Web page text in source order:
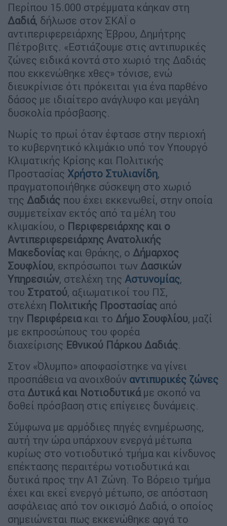
Περίπου 15.000 στρέμματα κάηκαν στη
Δαδιά, δήλωσε στον ΣΚΑΪ ο
αντιπεριφερειάρχης Έβρου, Δημήτρης
Πέτροβιτς. «Εστιάζουμε στις αντιπυρικές
ζώνες ειδικά κοντά στο χωριό της Δαδιάς
που εκκενώθηκε χθες» τόνισε, ενώ
διευκρίνισε ότι πρόκειται για ένα παρθένο
δάσος με ιδιαίτερο ανάγλυφο και μεγάλη
δυσκολία πρόσβασης.
Νωρίς το πρωί όταν έφτασε στην περιοχή
το κυβερνητικό κλιμάκιο υπό τον Υπουργό
Κλιματικής Κρίσης και Πολιτικής
Προστασίας Χρήστο Στυλιανίδη,
πραγματοποιήθηκε σύσκεψη στο χωριό
της Δαδιάς που έχει εκκενωθεί, στην οποία
συμμετείχαν εκτός από τα μέλη του
κλιμακίου, ο Περιφερειάρχης και ο
Αντιπεριφερειάρχης Ανατολικής
Μακεδονίας και Θράκης, ο Δήμαρχος
Σουφλίου, εκπρόσωποι των Δασικών
Υπηρεσιών, στελέχη της Αστυνομίας,
του Στρατού, αξιωματικοί του ΠΣ,
στελέχη Πολιτικής Προστασίας από
την Περιφέρειακαι το Δήμο Σουφλίου, μαζί
με εκπροσώπους του φορέα
διαχείρισης Εθνικού Πάρκου Δαδιάς.
Στον «Όλυμπο» αποφασίστηκε να γίνει
προσπάθεια να ανοιχθούν αντιπυρικές ζώνες
στα Δυτικά και Νοτιοδυτικάμε σκοπό να
δοθεί πρόσβαση στις επίγειες δυνάμεις.
Σύμφωνα με αρμόδιες πηγές ενημέρωσης,
αυτή την ώρα υπάρχουν ενεργά μέτωπα
κυρίως στο νοτιοδυτικό τμήμα και κίνδυνος
επέκτασης περαιτέρω νοτιοδυτικά και
δυτικά προς την Α1 Ζώνη. Το Βόρειο τμήμα
έχει και εκεί ενεργό μέτωπο, σε απόσταση
ασφάλειας από τον οικισμό Δαδιά, ο οποίος
σημειώνεται πως εκκενώθηκε αργά το